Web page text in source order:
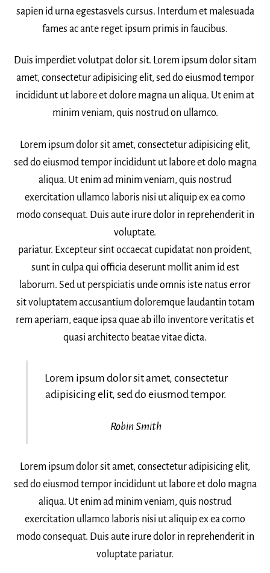
sapien id urna egestasvels cursus. Interdum et malesuada
fames ac ante reget ipsum primis in faucibus.
Duis imperdiet volutpat dolor sit. Lorem ipsum dolor sitam
amet, consectetur adipisicing elit, sed do eiusmod tempor
incididunt ut labore et dolore magna un aliqua. Ut enim at
minim veniam, quis nostrud on ullamco.
Lorem ipsum dolor sit amet, consectetur adipisicing elit,
sed do eiusmod tempor incididunt ut labore et dolo magna
aliqua. Ut enim ad minim veniam, quis nostrud
exercitation ullamco laboris nisi ut aliquip ex ea como
modo consequat. Duis aute irure dolor in reprehenderit in
voluptate.
pariatur. Excepteur sint occaecat cupidatat non proident,
sunt in culpa qui officia deserunt mollit anim id est
laborum. Sed ut perspiciatis unde omnis iste natus error
sit voluptatem accusantium doloremque laudantin totam
rem aperiam, eaque ipsa quae ab illo inventore veritatis et
quasi architecto beatae vitae dicta.
Lorem ipsum dolor sit amet, consectetur
adipisicing elit, sed do eiusmod tempor.
Robin Smith
Lorem ipsum dolor sit amet, consectetur adipisicing elit,
sed do eiusmod tempor incididunt ut labore et dolo magna
aliqua. Ut enim ad minim veniam, quis nostrud
exercitation ullamco laboris nisi ut aliquip ex ea como
modo consequat. Duis aute irure dolor in reprehenderit in
voluptate pariatur.